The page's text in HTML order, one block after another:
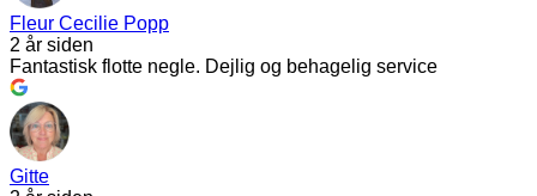
Fleur Cecilie Popp
2 år siden
Fantastisk flotte negle. Dejlig og behagelig service
Gitte